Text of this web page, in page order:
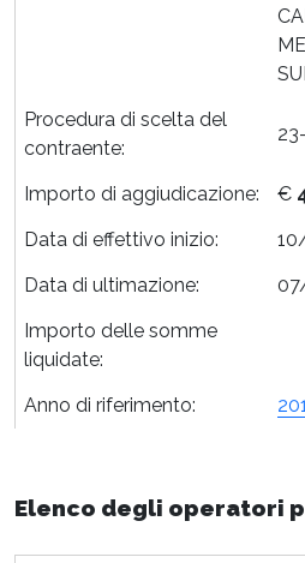
Procedura di scelta del
contraente:
Importo di aggiudicazione: €
Data di effettivo inizio:
Data di ultimazione:
Importo delle somme
liquidate:
Anno di riferimento:
Elenco degli operatori